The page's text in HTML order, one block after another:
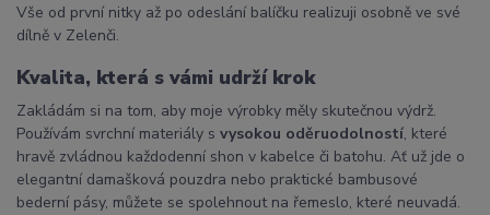
Vše od první nitky až po odeslání balíčku realizuji osobně ve své
dílně v Zelenči.
Kvalita, která s vámi udrží krok
Zakládám si na tom, aby moje výrobky měly skutečnou výdrž.
Používám svrchní materiály s vysokou oděruodolností, které
hravě zvládnou každodenní shon v kabelce či batohu. Ať už jde o
elegantní damašková pouzdra nebo praktické bambusové
bederní pásy, můžete se spolehnout na řemeslo, které neuvadá.